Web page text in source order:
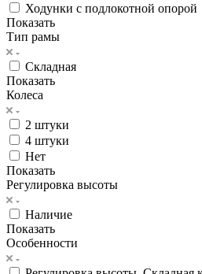
Ходунки с подлокотной опорой
Показать
Тип рамы
Складная
Показать
Колеса
2 штуки
4 штуки
Нет
Показать
Регулировка высоты
Наличие
Показать
Особенности